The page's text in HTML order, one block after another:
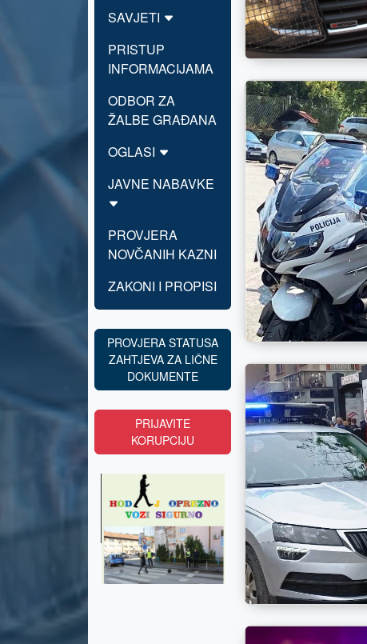
SAVJETI
PRISTUP
INFORMACIJAMA
ODBOR ZA
ŽALBE GRAĐANA
OGLASI
JAVNE NABAVKE
PROVJERA
NOVČANIH KAZNI
ZAKONI I PROPISI
PROVJERA STATUSA
ZAHTJEVA ZA LIČNE
DOKUMENTE
PRIJAVITE
KORUPCIJU